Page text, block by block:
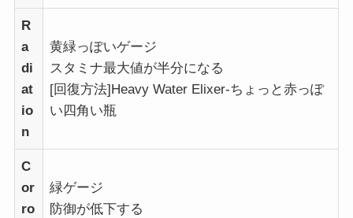
R
a
di
at
io
n
黄緑っぽいゲージ
スタミナ最大値が半分になる
[回復方法]Heavy Water Elixer-ちょっと赤っぽ
い四角い瓶
C
or
ro
緑ゲージ
防御が低下する